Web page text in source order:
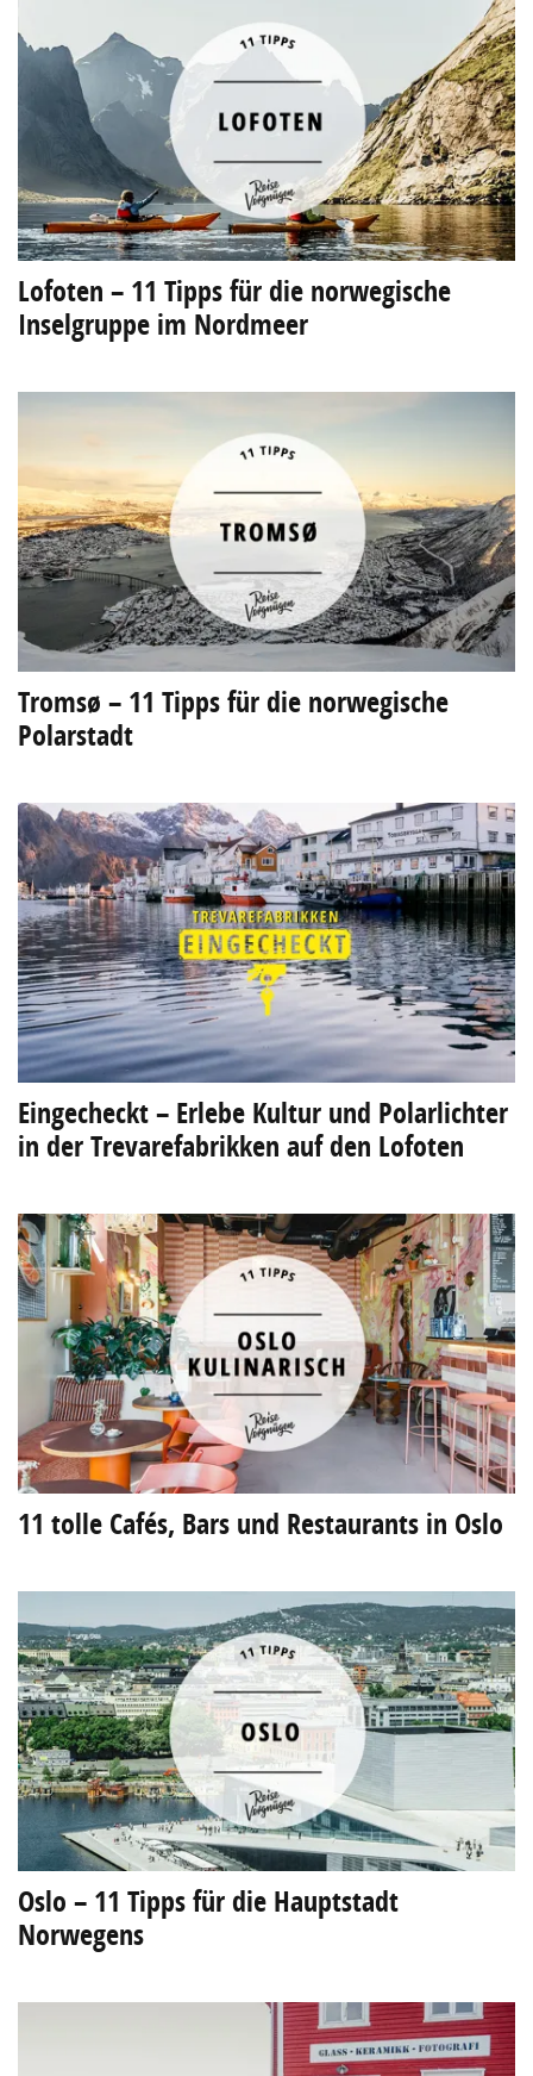
Lofoten – 11 Tipps für die norwegische
Inselgruppe im Nordmeer
Tromsø – 11 Tipps für die norwegische
Polarstadt
Eingecheckt – Erlebe Kultur und Polarlichter
in der Trevarefabrikken auf den Lofoten
11 tolle Cafés, Bars und Restaurants in Oslo
Oslo – 11 Tipps für die Hauptstadt
Norwegens